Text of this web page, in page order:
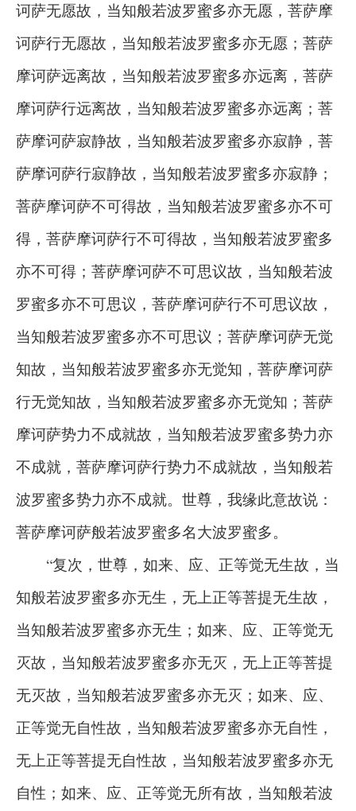
诃萨无愿故，当知般若波罗蜜多亦无愿，菩萨摩
诃萨行无愿故，当知般若波罗蜜多亦无愿；菩萨
摩诃萨远离故，当知般若波罗蜜多亦远离，菩萨
摩诃萨行远离故，当知般若波罗蜜多亦远离；菩
萨摩诃萨寂静故，当知般若波罗蜜多亦寂静，菩
萨摩诃萨行寂静故，当知般若波罗蜜多亦寂静；
菩萨摩诃萨不可得故，当知般若波罗蜜多亦不可
得，菩萨摩诃萨行不可得故，当知般若波罗蜜多
亦不可得；菩萨摩诃萨不可思议故，当知般若波
罗蜜多亦不可思议，菩萨摩诃萨行不可思议故，
当知般若波罗蜜多亦不可思议；菩萨摩诃萨无觉
知故，当知般若波罗蜜多亦无觉知，菩萨摩诃萨
行无觉知故，当知般若波罗蜜多亦无觉知；菩萨
摩诃萨势力不成就故，当知般若波罗蜜多势力亦
不成就，菩萨摩诃萨行势力不成就故，当知般若
波罗蜜多势力亦不成就。世尊，我缘此意故说：
菩萨摩诃萨般若波罗蜜多名大波罗蜜多。
“复次，世尊，如来、应、正等觉无生故，当
知般若波罗蜜多亦无生，无上正等菩提无生故，
当知般若波罗蜜多亦无生；如来、应、正等觉无
灭故，当知般若波罗蜜多亦无灭，无上正等菩提
无灭故，当知般若波罗蜜多亦无灭；如来、应、
正等觉无自性故，当知般若波罗蜜多亦无自性，
无上正等菩提无自性故，当知般若波罗蜜多亦无
自性；如来、应、正等觉无所有故，当知般若波